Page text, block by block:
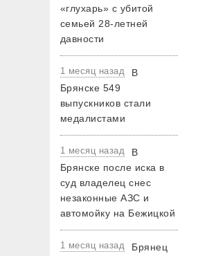
«глухарь» с убитой
семьей 28-летней
давности
1 месяц назад
В
Брянске 549
выпускников стали
медалистами
1 месяц назад
В
Брянске после иска в
суд владелец снес
незаконные АЗС и
автомойку на Бежицкой
1 месяц назад
Брянец